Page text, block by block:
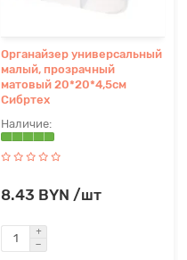
Органайзер универсальный
малый, прозрачный
матовый 20*20*4,5см
Сибртех
8.43 BYN /шт